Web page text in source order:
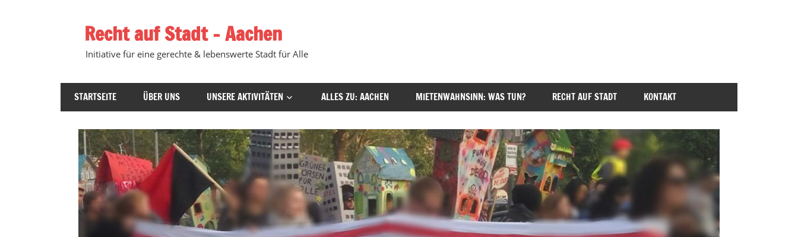
springenRecht auf Stadt – Aachen
Initiative für eine gerechte & lebenswerte Stadt für Alle
STARTSEITE ÜBER UNS UNSERE AKTIVITÄTEN ALLES ZU: AACHEN MIETENWAHNSINN: WAS TUN? RECHT AUF STADT KONTAKT